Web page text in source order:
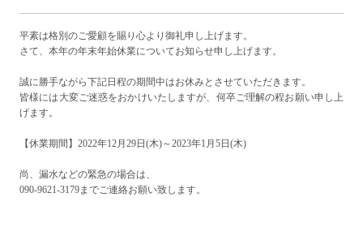
平素は格別のご愛顧を賜り心より御礼申し上げます。
さて、本年の年末年始休業についてお知らせ申し上げます。
誠に勝手ながら下記日程の期間中はお休みとさせていただきます。
皆様には大変ご迷惑をおかけいたしますが、何卒ご理解の程お願い申し上
げます。
【休業期間】2022年12月29日(木)～2023年1月5日(木)
尚、漏水などの緊急の場合は、
090-9621-3179までご連絡お願い致します。